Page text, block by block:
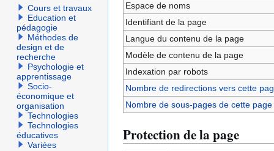
Espace de noms
Identifiant de la page
Langue du contenu de la page
Modèle de contenu de la page
Indexation par robots
Nombre de redirections vers cette
Nombre de sous-pages de cette page
Protection de la page
Cours et travaux
Education et
pédagogie
Méthodes de
design et de
recherche
Psychologie et
apprentissage
Socio-
économique et
organisation
Technologies
Technologies
éducatives
Variées